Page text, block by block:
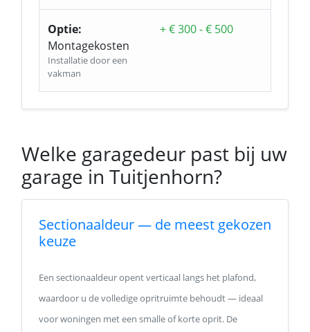
Optie:
Montagekosten
Installatie door een
vakman
+ € 300 - € 500
Welke garagedeur past bij uw
garage in Tuitjenhorn?
Sectionaaldeur — de meest gekozen
keuze
Een sectionaaldeur opent verticaal langs het plafond,
waardoor u de volledige opritruimte behoudt — ideaal
voor woningen met een smalle of korte oprit. De